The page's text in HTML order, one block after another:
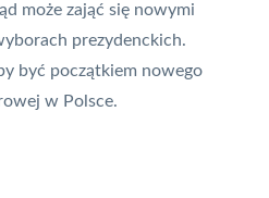
może zająć się nowymi
prezydenckich.
być początkiem nowego
w Polsce.